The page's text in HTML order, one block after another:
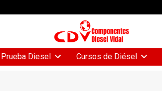
Diesel Cursos de Diésel